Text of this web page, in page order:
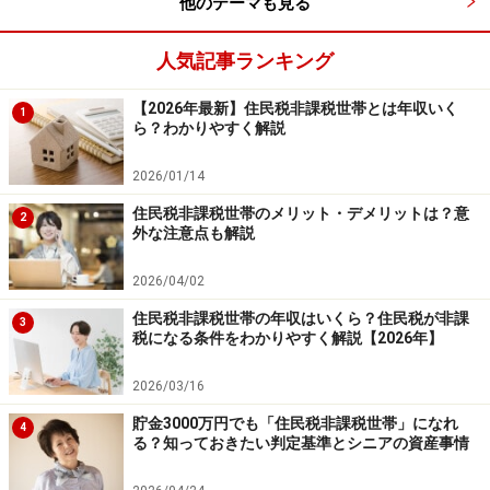
人気記事ランキング
1
【2026年最新】住民税非課税世帯とは年収いく
ら？わかりやすく解説
2026/01/14
2
住民税非課税世帯のメリット・デメリットは？意
外な注意点も解説
2026/04/02
3
住民税非課税世帯の年収はいくら？住民税が非課
税になる条件をわかりやすく解説【2026年】
2026/03/16
4
貯金3000万円でも「住民税非課税世帯」になれ
る？知っておきたい判定基準とシニアの資産事情